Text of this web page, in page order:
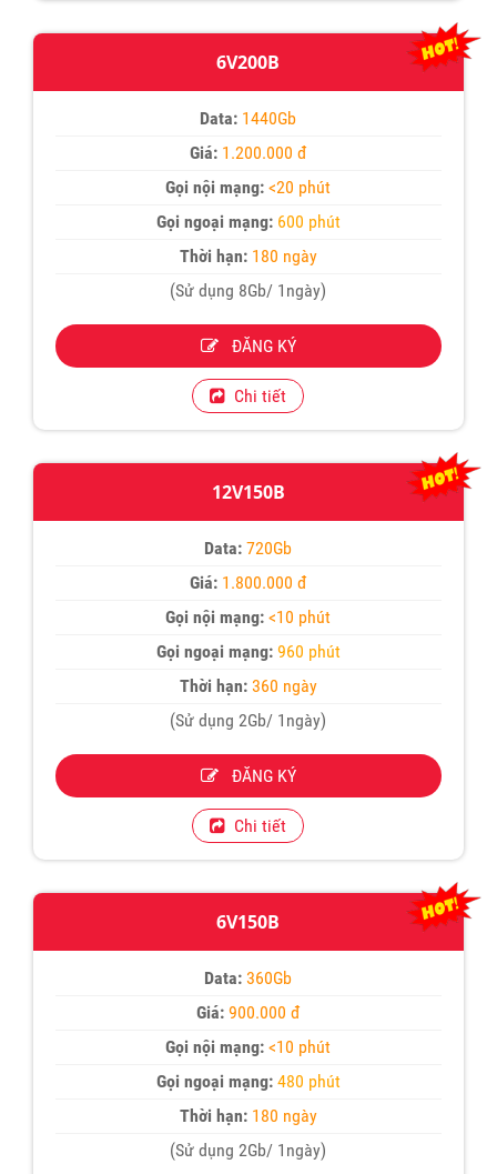
6V200B
Data: 1440Gb
Giá: 1.200.000 đ
Gọi nội mạng: <20 phút
Gọi ngoại mạng: 600 phút
Thời hạn:180 ngày
(Sử dụng 8Gb/ 1ngày)
ĐĂNG KÝ
Chi tiết
12V150B
Data: 720Gb
Giá: 1.800.000 đ
Gọi nội mạng: <10 phút
Gọi ngoại mạng: 960 phút
Thời hạn:360 ngày
(Sử dụng 2Gb/ 1ngày)
ĐĂNG KÝ
Chi tiết
6V150B
Data: 360Gb
Giá:900.000 đ
Gọi nội mạng: <10 phút
Gọi ngoại mạng: 480 phút
Thời hạn:180 ngày
(Sử dụng 2Gb/ 1ngày)